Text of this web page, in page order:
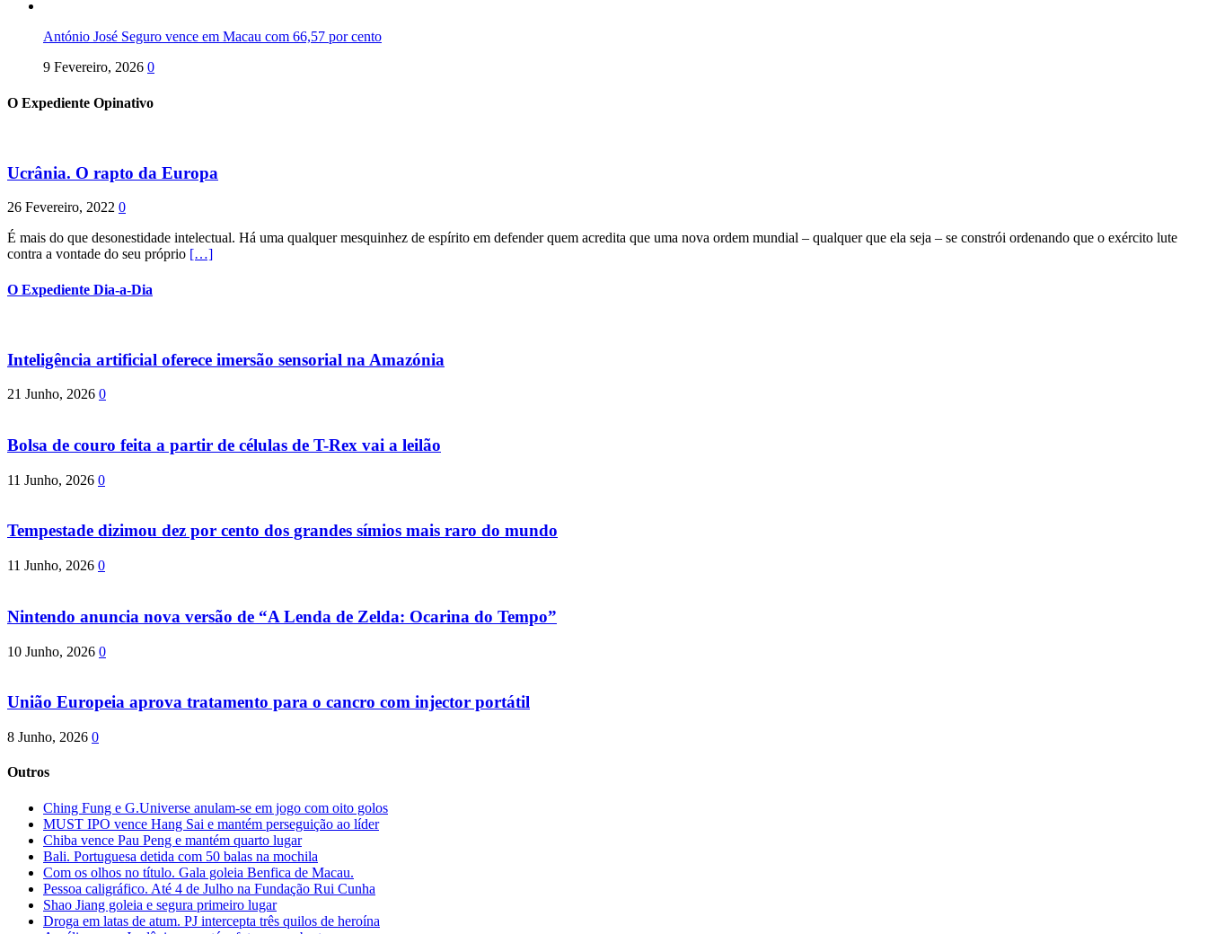
António José Seguro vence em Macau com 66,57 por cento
9 Fevereiro, 2026 0
O Expediente Opinativo
Ucrânia. O rapto da Europa
26 Fevereiro, 2022 0
É mais do que desonestidade intelectual. Há uma qualquer mesquinhez de espírito em defender quem acredita que uma nova ordem mundial – qualquer que ela seja – se constrói ordenando que o exército lute
contra a vontade do seu próprio […]
O Expediente Dia-a-Dia
Inteligência artificial oferece imersão sensorial na Amazónia
21 Junho, 2026 0
Bolsa de couro feita a partir de células de T-Rex vai a leilão
11 Junho, 2026 0
Tempestade dizimou dez por cento dos grandes símios mais raro do mundo
11 Junho, 2026 0
Nintendo anuncia nova versão de “A Lenda de Zelda: Ocarina do Tempo”
10 Junho, 2026 0
União Europeia aprova tratamento para o cancro com injector portátil
8 Junho, 2026 0
Outros
Ching Fung e G.Universe anulam-se em jogo com oito golos
MUST IPO vence Hang Sai e mantém perseguição ao líder
Chiba vence Pau Peng e mantém quarto lugar
Bali. Portuguesa detida com 50 balas na mochila
Com os olhos no título. Gala goleia Benfica de Macau.
Pessoa caligráfico. Até 4 de Julho na Fundação Rui Cunha
Shao Jiang goleia e segura primeiro lugar
Droga em latas de atum. PJ intercepta três quilos de heroína